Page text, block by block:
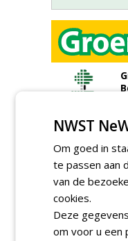
NWST
Om goed in
te passen aan
van de
cookies.
Deze
om voor u